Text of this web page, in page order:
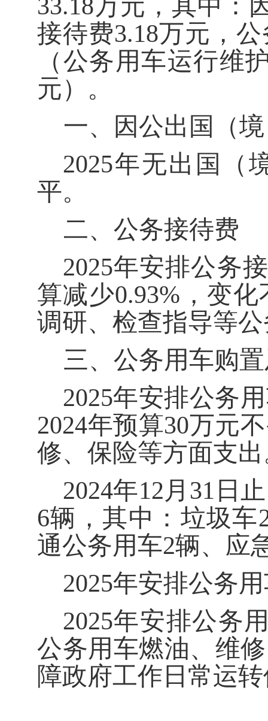
33.18万元，其中：
接待费3.18万元，
（公务用车运行维
元）。
一、
因公出国（
2025年无出国（
平。
二、公务接待费
2025年安排公务
算减少0.93% ，变
调研、检查指导等
三、公务用车购
2025年安排公务
2024年预算30万元
修、保险等方面支
2024年12 月 31 日
6辆 ， 其中： 垃圾车
通公务用车2辆、应
2025年安排公务
2025年安排公务
公务用车燃油、维
障政府工作日常运